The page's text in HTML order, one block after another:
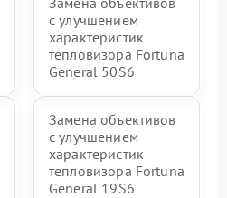
с улучшением
характеристик
тепловизора Fortuna
General 50S6
Замена объективов
с улучшением
характеристик
тепловизора Fortuna
General 19S6